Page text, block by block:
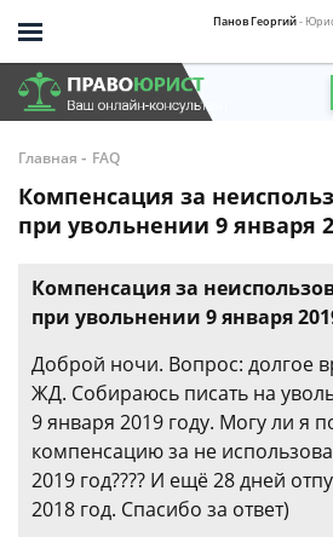
Панов Георгий-
Главная - FAQ
Компенсация за
при увольнении 9 января
Компенсация за
при увольнении 9 января
Доброй ночи. Вопрос: долгое
ЖД. Собираюсь писать на
9 января 2019 году. Могу ли я
компенсацию за не
2019 год???? И ещё 28 дней
2018 год. Спасибо за ответ)